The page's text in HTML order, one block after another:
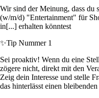
Wir sind der Meinung, dass du
(w/m/d) "Entertainment" für
in[...] erhalten könntest
✨Tip Nummer 1
Sei proaktiv! Wenn du eine
zögere nicht, direkt mit den
Zeig dein Interesse und stelle
das hinterlässt einen